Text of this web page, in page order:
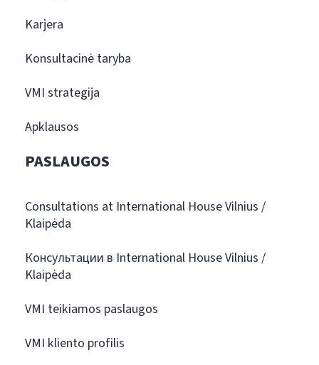
Karjera
Konsultacinė taryba
VMI strategija
Apklausos
PASLAUGOS
Consultations at International House Vilnius /
Klaipėda
Консультации в International House Vilnius /
Klaipėda
VMI teikiamos paslaugos
VMI kliento profilis